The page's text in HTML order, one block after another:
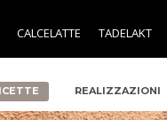
CALCELATTE TADELAKT
REALIZZAZIONI